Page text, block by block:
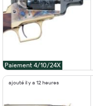
Paiement 4/10/24X
ajouté il y a 12 heures